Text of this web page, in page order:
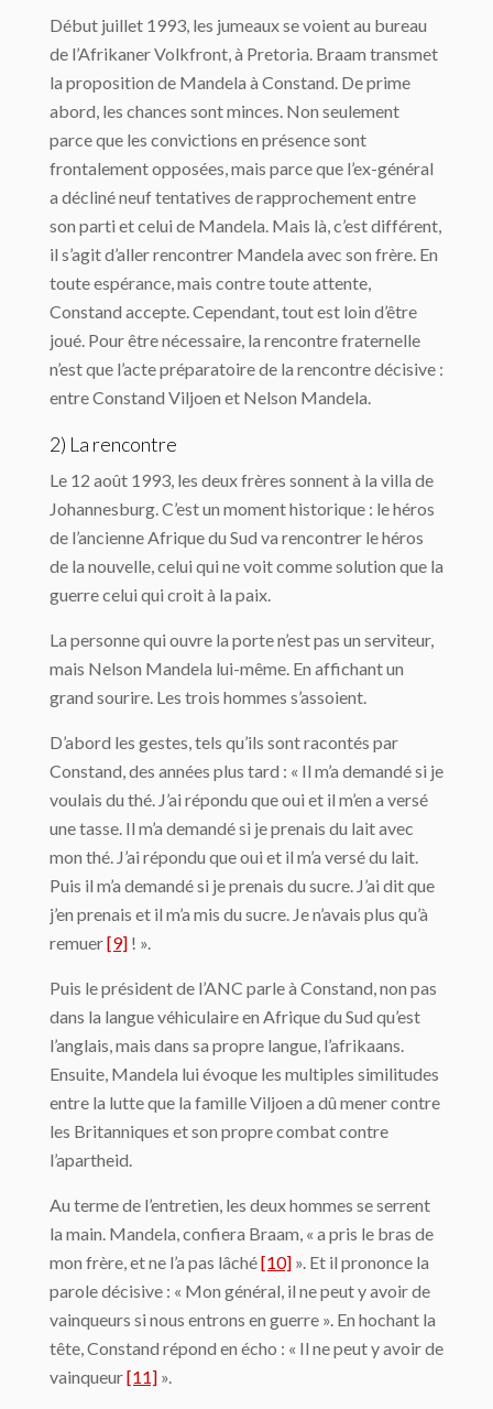
Début juillet 1993, les jumeaux se voient au bureau
de l’Afrikaner Volkfront, à Pretoria. Braam transmet
la proposition de Mandela à Constand. De prime
abord, les chances sont minces. Non seulement
parce que les convictions en présence sont
frontalement opposées, mais parce que l’ex-général
a décliné neuf tentatives de rapprochement entre
son parti et celui de Mandela. Mais là, c’est différent,
il s’agit d’aller rencontrer Mandela avec son frère. En
toute espérance, mais contre toute attente,
Constand accepte. Cependant, tout est loin d’être
joué. Pour être nécessaire, la rencontre fraternelle
n’est que l’acte préparatoire de la rencontre décisive :
entre Constand Viljoen et Nelson Mandela.
2) La rencontre
Le 12 août 1993, les deux frères sonnent à la villa de
Johannesburg. C’est un moment historique : le héros
de l’ancienne Afrique du Sud va rencontrer le héros
de la nouvelle, celui qui ne voit comme solution que la
guerre celui qui croit à la paix.
La personne qui ouvre la porte n’est pas un serviteur,
mais Nelson Mandela lui-même. En affichant un
grand sourire. Les trois hommes s’assoient.
D’abord les gestes, tels qu’ils sont racontés par
Constand, des années plus tard : « Il m’a demandé si je
voulais du thé. J’ai répondu que oui et il m’en a versé
une tasse. Il m’a demandé si je prenais du lait avec
mon thé. J’ai répondu que oui et il m’a versé du lait.
Puis il m’a demandé si je prenais du sucre. J’ai dit que
j’en prenais et il m’a mis du sucre. Je n’avais plus qu’à
remuer[9] ! ».
Puis le président de l’ANC parle à Constand, non pas
dans la langue véhiculaire en Afrique du Sud qu’est
l’anglais, mais dans sa propre langue, l’afrikaans.
Ensuite, Mandela lui évoque les multiples similitudes
entre la lutte que la famille Viljoen a dû mener contre
les Britanniques et son propre combat contre
l’apartheid.
Au terme de l’entretien, les deux hommes se serrent
la main. Mandela, confiera Braam, « a pris le bras de
mon frère, et ne l’a pas lâché[10] ». Et il prononce la
parole décisive : « Mon général, il ne peut y avoir de
vainqueurs si nous entrons en guerre ». En hochant la
tête, Constand répond en écho : « Il ne peut y avoir de
vainqueur[11] ».